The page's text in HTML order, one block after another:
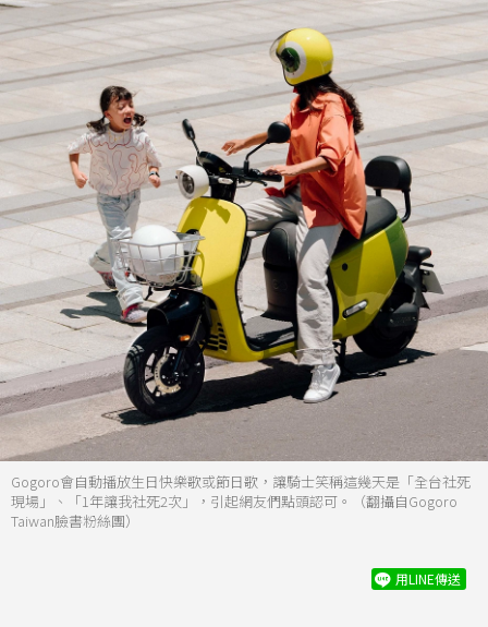
Gogoro會自動播放生日快樂歌或節日歌，讓騎士笑稱這幾天是「全台社死
現場」、「1年讓我社死2次」，引起網友們點頭認可。（翻攝自Gogoro
Taiwan臉書粉絲團）
用LINE傳送